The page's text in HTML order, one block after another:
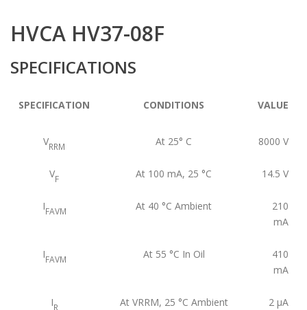
HVCA HV37-08F
SPECIFICATIONS
SPECIFICATION CONDITIONS VALUE
VRRM At 25° C 8000 V
VF At 100 mA, 25 °C 14.5 V
IFAVM At 40 °C Ambient
210
mA
IFAVM At 55 °C In Oil
410
mA
IR At VRRM, 25 °C Ambient 2 μA